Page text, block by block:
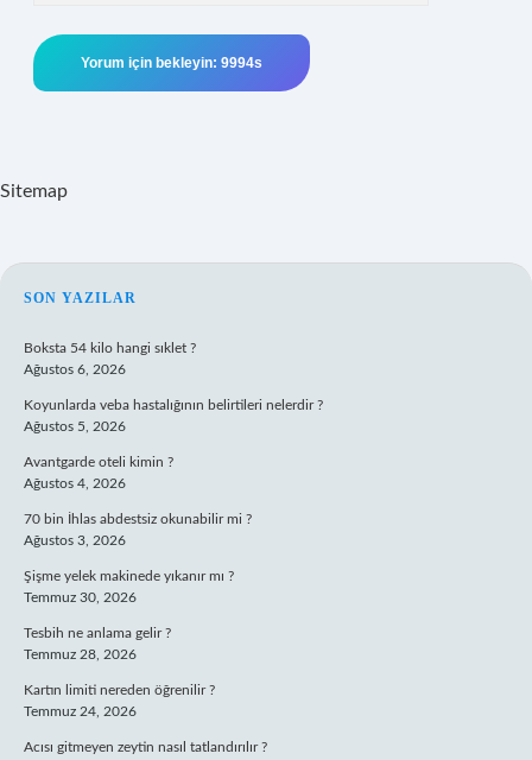
Sitemap
SIDEBAR
SON YAZILAR
Boksta 54 kilo hangi sıklet ?
Ağustos 6, 2026
Koyunlarda veba hastalığının belirtileri nelerdir ?
Ağustos 5, 2026
Avantgarde oteli kimin ?
Ağustos 4, 2026
70 bin İhlas abdestsiz okunabilir mi ?
Ağustos 3, 2026
Şişme yelek makinede yıkanır mı ?
Temmuz 30, 2026
Tesbih ne anlama gelir ?
Temmuz 28, 2026
Kartın limiti nereden öğrenilir ?
Temmuz 24, 2026
Acısı gitmeyen zeytin nasıl tatlandırılır ?